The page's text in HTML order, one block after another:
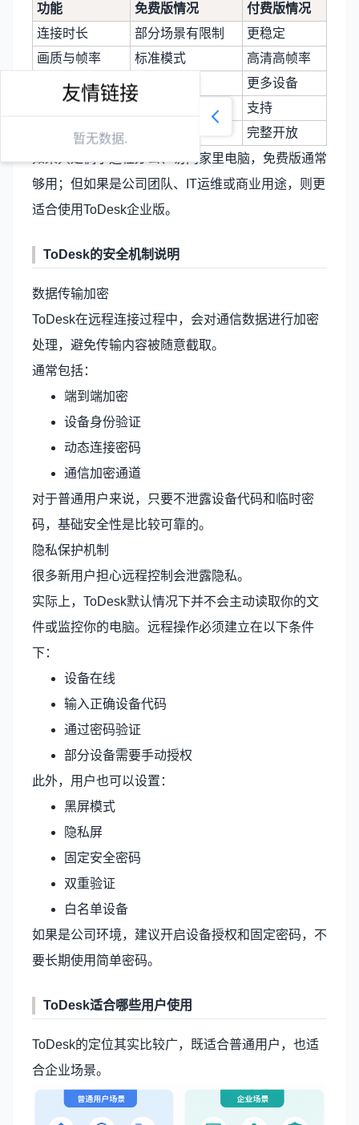
功能
免费版情况
付费版情况
连接时长
部分场景有限制
更稳定
画质与帧率
标准模式
高清高帧率
同时连接数
有限
更多设备
支持
专业运维功能
完整开放
如果只是偶尔远程办公、访问家里电脑，免费版通常
够用；但如果是公司团队、IT运维或商业用途，则更
适合使用ToDesk企业版。
ToDesk的安全机制说明
数据传输加密
ToDesk在远程连接过程中，会对通信数据进行加密
处理，避免传输内容被随意截取。
通常包括：
端到端加密
设备身份验证
动态连接密码
通信加密通道
对于普通用户来说，只要不泄露设备代码和临时密
码，基础安全性是比较可靠的。
隐私保护机制
很多新用户担心远程控制会泄露隐私。
实际上，ToDesk默认情况下并不会主动读取你的文
件或监控你的电脑。远程操作必须建立在以下条件
下：
设备在线
输入正确设备代码
通过密码验证
部分设备需要手动授权
此外，用户也可以设置：
黑屏模式
隐私屏
固定安全密码
双重验证
白名单设备
如果是公司环境，建议开启设备授权和固定密码，不
要长期使用简单密码。
ToDesk适合哪些用户使用
ToDesk的定位其实比较广，既适合普通用户，也适
合企业场景。
友情链接
暂无数据.